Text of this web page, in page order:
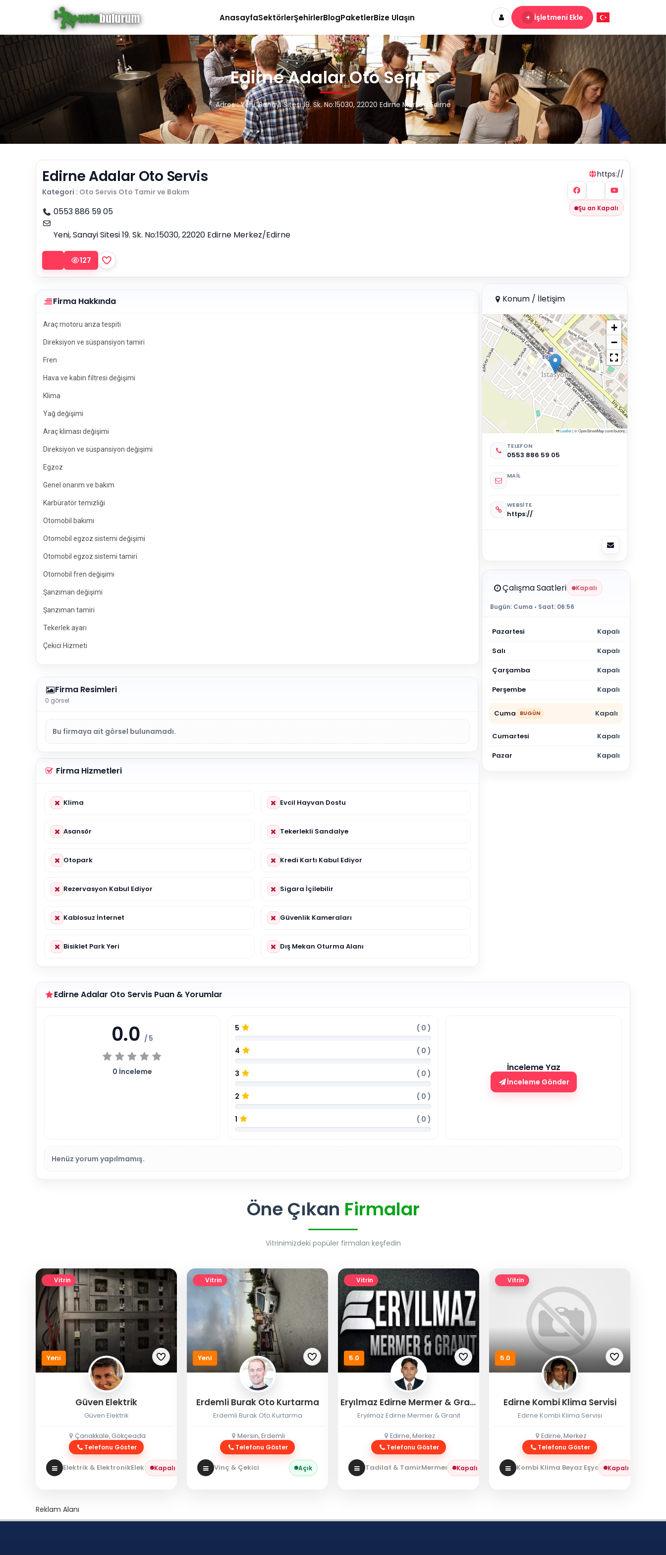
AnasayfaSektörlerŞehirlerBlogPaketlerBize Ulaşın + İşletmeni Ekle
Edirne Adalar Oto Servis
Adres : Yeni, Sanayi Sitesi 19. Sk. No:15030, 22020 Edirne Merkez/Edirne
Edirne Adalar Oto Servis
Kategori : Oto Servis Oto Tamir ve Bakım
0553 886 59 05
Yeni, Sanayi Sitesi 19. Sk. No:15030, 22020 Edirne Merkez/Edirne
127
https://
Şu an Kapalı
Firma Hakkında
Araç motoru arıza tespiti
Direksiyon ve süspansiyon tamiri
Fren
Hava ve kabin filtresi değişimi
Klima
Yağ değişimi
Araç kliması değişimi
Direksiyon ve süspansiyon değişimi
Egzoz
Genel onarım ve bakım
Karbüratör temizliği
Otomobil bakımı
Otomobil egzoz sistemi değişimi
Otomobil egzoz sistemi tamiri
Otomobil fren değişimi
Şanzıman değişimi
Şanzıman tamiri
Tekerlek ayarı
Çekici Hizmeti
Firma Resimleri
0 görsel
Bu firmaya ait görsel bulunamadı.
Firma Hizmetleri
Klima Evcil Hayvan Dostu
Asansör Tekerlekli Sandalye
Otopark Kredi Kartı Kabul Ediyor
Rezervasyon Kabul Ediyor Sigara İçilebilir
Kablosuz İnternet Güvenlik Kameraları
Bisiklet Park Yeri Dış Mekan Oturma Alanı
Konum / İletişim
+
−
Leaflet|© OpenStreetMap contributors
TELEFON
0553 886 59 05
MAIL
WEBSITE
https://
Çalışma Saatleri Kapalı
Bugün: Cuma • Saat: 06:56
Pazartesi Kapalı
Salı Kapalı
Çarşamba Kapalı
Perşembe Kapalı
Cuma BUGÜN Kapalı
Cumartesi Kapalı
Pazar Kapalı
Edirne Adalar Oto Servis Puan & Yorumlar
0.0 / 5
0 İnceleme
5 ( 0 )
4 ( 0 )
3 ( 0 )
2 ( 0 )
1 ( 0 )
İnceleme Yaz
İnceleme Gönder
Henüz yorum yapılmamış.
Öne Çıkan Firmalar
Vitrinimizdeki popüler firmaları keşfedin
Vitrin
Yeni
Güven Elektrik
Güven Elektrik
Çanakkale, Gökçeada
Telefonu Göster
Elektrik & ElektronikElektrikçiKapalı
Vitrin
Yeni
Erdemli Burak Oto Kurtarma
Erdemli Burak Oto Kurtarma
Mersin, Erdemli
Telefonu Göster
Vinç & Çekici Açık
Vitrin
5.0
Eryılmaz Edirne Mermer & Granit
Eryılmaz Edirne Mermer & Granit
Edirne, Merkez
Telefonu Göster
Tadilat & TamirMermer / Granit
Kapalı
Vitrin
5.0
Edirne Kombi Klima Servisi
Edirne Kombi Klima Servisi
Edirne, Merkez
Telefonu Göster
Kombi Klima Beyaz Eşya Kombi Servisi
Kapalı
Reklam Alanı